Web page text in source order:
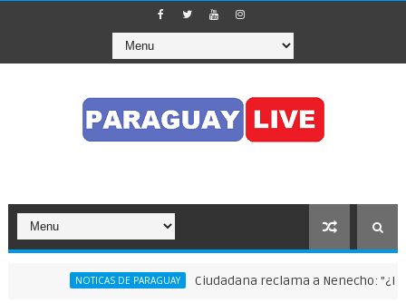
NOTICAS DE PARAGUAY Ciudadana reclama a Nenecho: "¿Dónde